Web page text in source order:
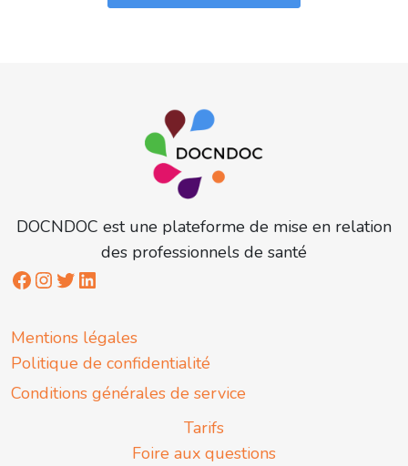
DOCNDOC est une plateforme de mise en relation
des professionnels de santé
Mentions légales
Politique de confidentialité
Conditions générales de service
Tarifs
Foire aux questions